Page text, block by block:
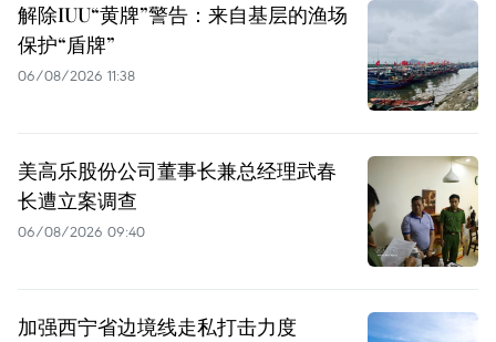
解除IUU“黄牌”警告：来自基层的渔场
保护“盾牌”
06/08/2026 11:38
美高乐股份公司董事长兼总经理武春
长遭立案调查
06/08/2026 09:40
加强西宁省边境线走私打击力度